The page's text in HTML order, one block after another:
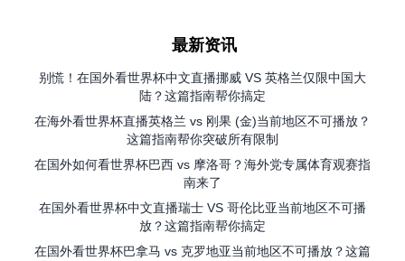
最新资讯
别慌！在国外看世界杯中文直播挪威 VS 英格兰仅限中国大
陆？这篇指南帮你搞定
在海外看世界杯直播英格兰 vs 刚果 (金)当前地区不可播放？
这篇指南帮你突破所有限制
在国外如何看世界杯巴西 vs 摩洛哥？海外党专属体育观赛指
南来了
在国外看世界杯中文直播瑞士 VS 哥伦比亚当前地区不可播
放？这篇指南帮你搞定
在国外看世界杯巴拿马 vs 克罗地亚当前地区不可播放？这篇